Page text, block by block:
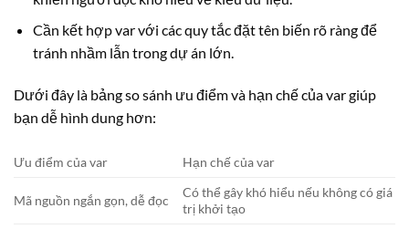
Cần kết hợp var với các quy tắc đặt tên biến rõ ràng để
tránh nhầm lẫn trong dự án lớn.
Dưới đây là bảng so sánh ưu điểm và hạn chế của var giúp
bạn dễ hình dung hơn:
Ưu điểm của var Hạn chế của var
Mã nguồn ngắn gọn, dễ đọc
Có thể gây khó hiểu nếu không có giá
trị khởi tạo